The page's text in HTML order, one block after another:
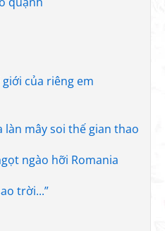
của riêng em
làn mây soi thế gian thao
ngào hỡi Romania
trời...”